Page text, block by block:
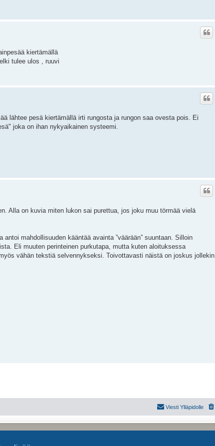
kiertämällä
tulee ulos , ruuvi
lähtee pesä kiertämällä irti rungosta ja rungon saa ovesta pois. Ei
joka on ihan nykyaikainen systeemi.
Alla on kuvia miten lukon sai purettua, jos joku muu törmää vielä
mahdollisuuden kääntää avainta ”väärään” suuntaan. Silloin
Eli muuten perinteinen purkutapa, mutta kuten aloituksessa
vähän tekstiä selvennykseksi. Toivottavasti näistä on joskus jollekin
Viesti Ylläpidolle
ohjelmistophpBB® Forum Software © phpBB Limited